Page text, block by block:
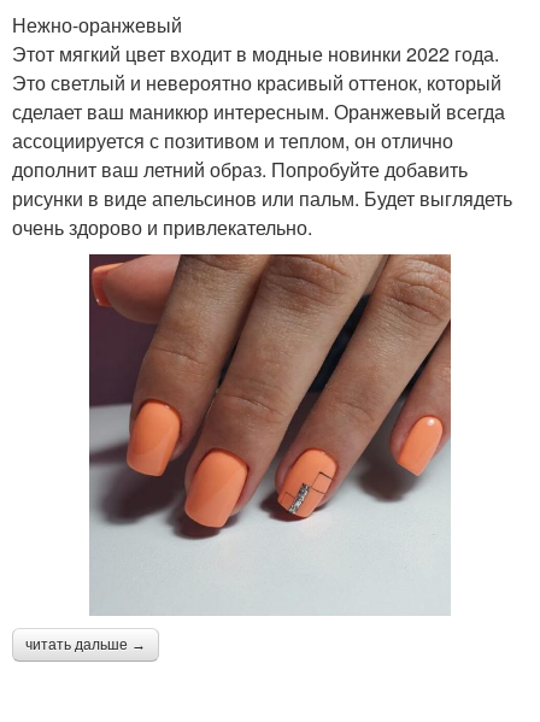
Нежно-оранжевый
Этот мягкий цвет входит в модные новинки 2022 года.
Это светлый и невероятно красивый оттенок, который
сделает ваш маникюр интересным. Оранжевый всегда
ассоциируется с позитивом и теплом, он отлично
дополнит ваш летний образ. Попробуйте добавить
рисунки в виде апельсинов или пальм. Будет выглядеть
очень здорово и привлекательно.
читать дальше →